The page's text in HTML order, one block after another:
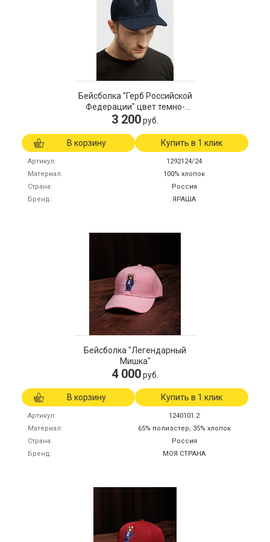
Бейсболка "Герб Российской
Федерации" цвет темно-
синий
3 200руб.
В корзину Купить в 1 клик
Артикул
1292124/24
Материал
100% хлопок
Страна
Россия
Бренд
ЯРАША
Бейсболка "Легендарный
Мишка"
4 000руб.
В корзину Купить в 1 клик
Артикул
1240101.2
Материал
65% полиэстер; 35% хлопок
Страна
Россия
Бренд
МОЯ СТРАНА